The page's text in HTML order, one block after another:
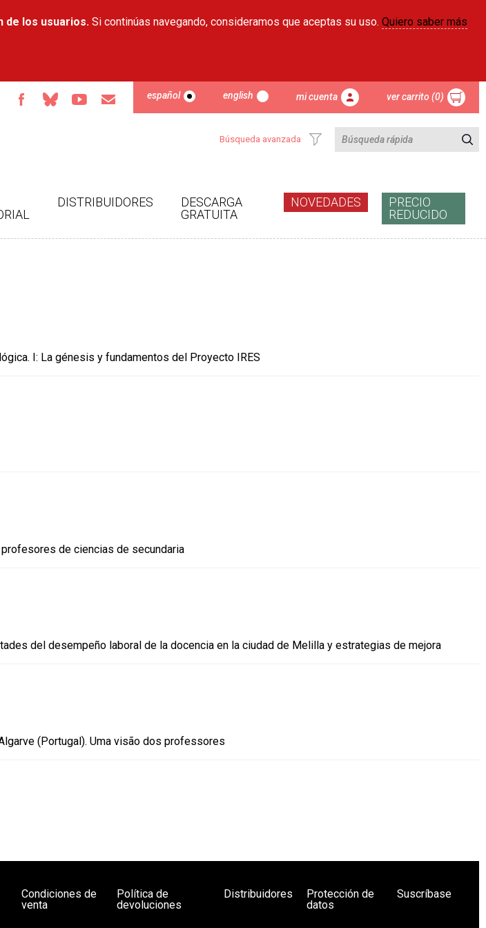
de los usuarios. Si continúas navegando, consideramos que aceptas su uso. Quiero saber más
español english mi cuenta ver carrito (0)
Búsqueda avanzada
DISTRIBUIDORES
DESCARGA
GRATUITA
NOVEDADES
PRECIO
REDUCIDO
I: La génesis y fundamentos del Proyecto IRES
de ciencias de secundaria
del desempeño laboral de la docencia en la ciudad de Melilla y estrategias de mejora
(Portugal). Uma visão dos professores
Condiciones de
venta
Política de
devoluciones
Distribuidores
Protección de
datos
Suscríbase